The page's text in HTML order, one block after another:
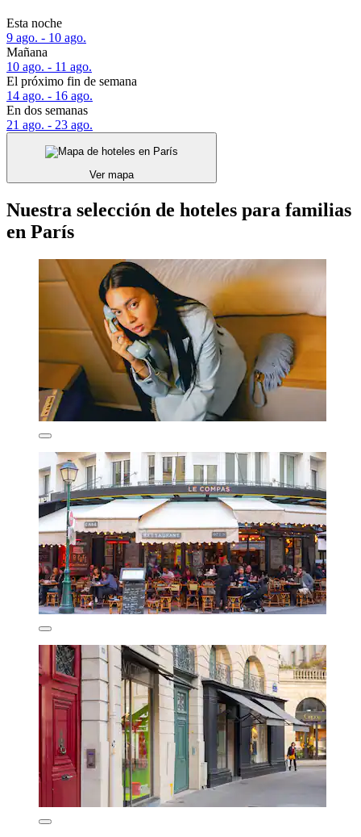
Esta noche
9 ago. - 10 ago.
Mañana
10 ago. - 11 ago.
El próximo fin de semana
14 ago. - 16 ago.
En dos semanas
21 ago. - 23 ago.
Ver mapa
Nuestra selección de hoteles para familias
en París